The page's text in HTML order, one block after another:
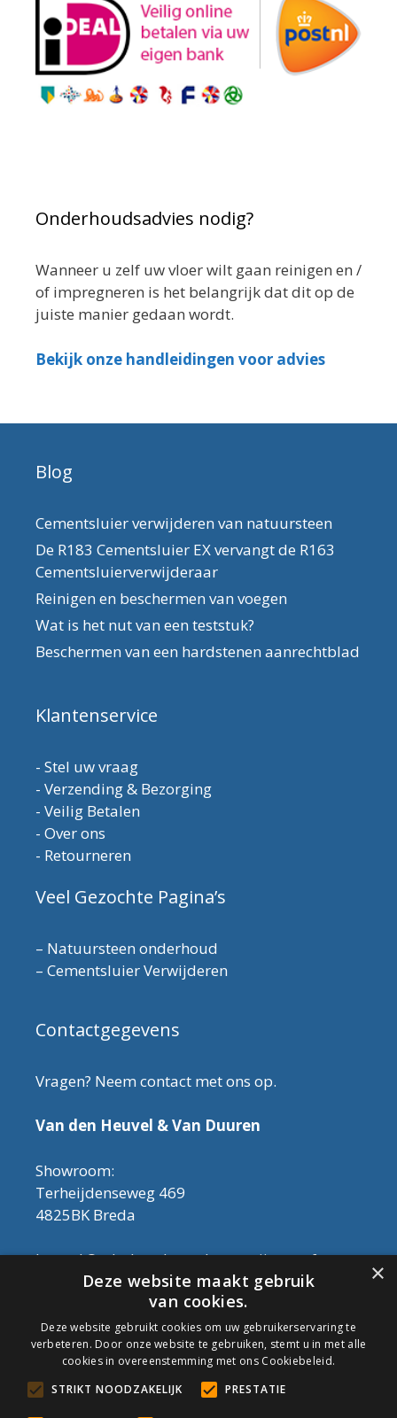
Onderhoudsadvies nodig?
Wanneer u zelf uw vloer wilt gaan reinigen en /
of impregneren is het belangrijk dat dit op de
juiste manier gedaan wordt.
Bekijk onze handleidingen voor advies
Blog
Cementsluier verwijderen van natuursteen
De R183 Cementsluier EX vervangt de R163
Cementsluierverwijderaar
Reinigen en beschermen van voegen
Wat is het nut van een teststuk?
Beschermen van een hardstenen aanrechtblad
Klantenservice
- Stel uw vraag
- Verzending & Bezorging
- Veilig Betalen
- Over ons
- Retourneren
Veel Gezochte Pagina’s
– Natuursteen onderhoud
– Cementsluier Verwijderen
Contactgegevens
Vragen? Neem contact met ons op.
Van den Heuvel & Van Duuren
Showroom:
Terheijdenseweg 469
4825BK Breda
Let op! Onderhoudsproducten zijn nu af te
halen in de showroom. Er kan alleen met
contant geld betaald worden, dus geen pin.
Tel: 076-3030554
Email: info@onderhoudshop.nl
KVK: 59667419
×
Deze website maakt gebruik
van cookies.
Deze website gebruikt cookies om uw gebruikerservaring te
verbeteren. Door onze website te gebruiken, stemt u in met alle
cookies in overeenstemming met ons Cookiebeleid.
STRIKT NOODZAKELIJK
PRESTATIE